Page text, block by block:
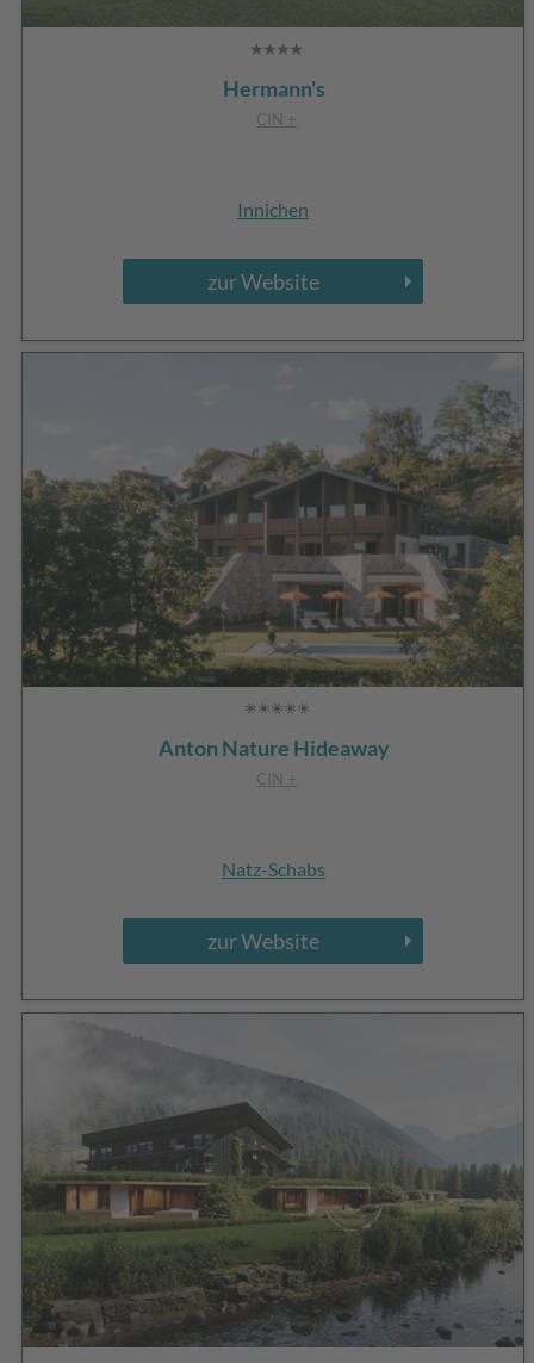
Hermann's
CIN +
Innichen
zur Website
Anton Nature Hideaway
CIN +
Natz-Schabs
zur Website